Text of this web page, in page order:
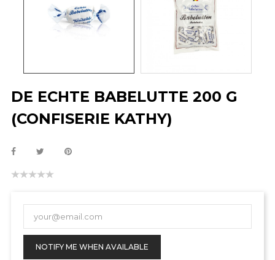
DE ECHTE BABELUTTE 200 G
(CONFISERIE KATHY)
NOTIFY ME WHEN AVAILABLE